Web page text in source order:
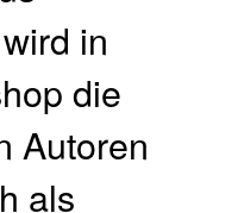
in
die
Autoren
als